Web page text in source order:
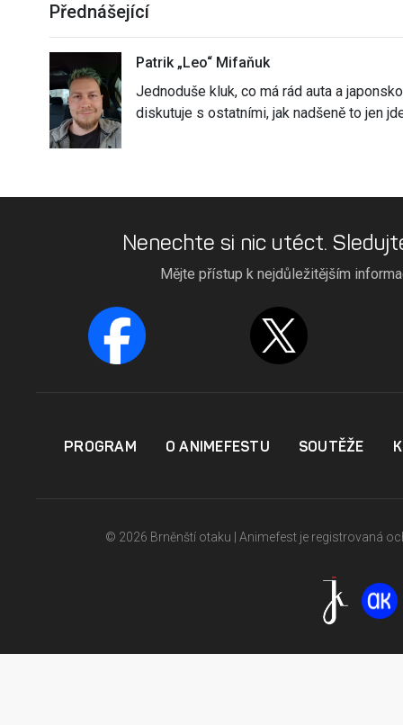
Přednášející
Patrik „Leo“ Mifaňuk
Jednoduše kluk, co má rád auta a
diskutuje s ostatními, jak nadšeně to jen
Nenechte si nic utéct.
Mějte přístup k nejdůležitějším
PROGRAM O ANIMEFESTU SOUTĚŽE
© 2026 Brněnští otaku | Animefest je registrovaná